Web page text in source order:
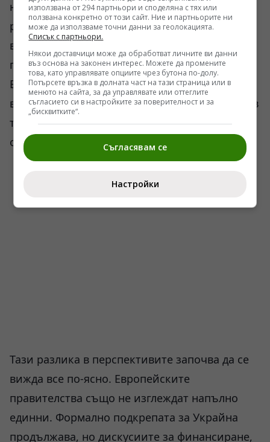
наблюдатели обръщат внимание на
различията в интересите. За Вашингтон
войната постепенно се превръща в част от
по-широк глобален пакет, включващ Китай,
Близкия изток, бюджетни ограничения и
вътрешнополитически съображения. За Киев
тя остава въпрос на непосредствено
оцеляване.
Тази разлика в перспективите започва да се
вижда все по-ясно. Европейските
правителства също не изглеждат напълно
единни. Формално подкрепата за Украйна
продължава, но дискусиите за финансиране,
използвана от 294 партньори и споделяна с тях или
ползвана конкретно от този сайт. Ние и партньорите ни
може да използваме точни данни за геолокацията.
Списък с партньори.
Някои доставчици може да обработват личните ви данни
въз основа на законен интерес. Можете да промените
това, като управлявате опциите чрез бутона по-долу.
Потърсете връзка в долната част на тази страница или в
менюто на сайта, за да управлявате или оттеглите
съгласието си в настройките за поверителност и за
„бисквитките“.
Съгласявам се
Настройки